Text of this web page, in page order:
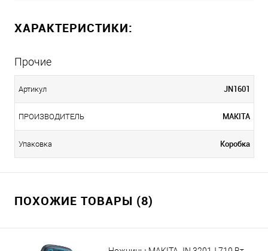
ХАРАКТЕРИСТИКИ:
Прочие
Артикул JN1601
ПРОИЗВОДИТЕЛЬ MAKITA
Упаковка Коробка
ПОХОЖИЕ ТОВАРЫ (8)